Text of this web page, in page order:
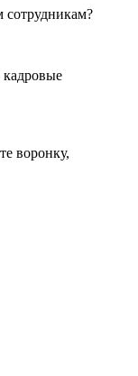
сотрудникам?
кадровые
воронку,